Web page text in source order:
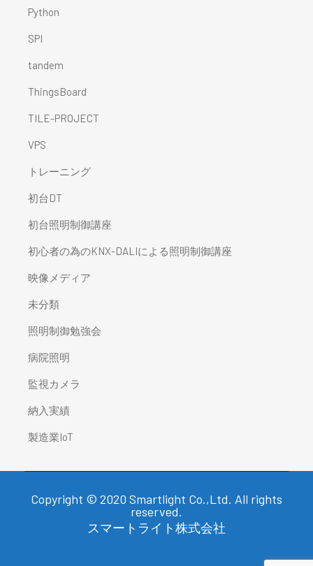
Python
SPI
tandem
ThingsBoard
TILE-PROJECT
VPS
トレーニング
初台DT
初台照明制御講座
初心者の為のKNX-DALIによる照明制御講座
映像メディア
未分類
照明制御勉強会
病院照明
監視カメラ
納入実績
製造業IoT
Copyright © 2020 Smartlight Co.,Ltd. All rights
reserved.
スマートライト株式会社